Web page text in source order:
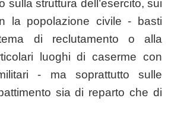
sulla struttura dell’esercito, sui
la popolazione civile - basti
di reclutamento o alla
luoghi di caserme con
- ma soprattutto sulle
sia di reparto che di